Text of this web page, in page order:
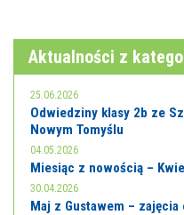
Aktualności z
25.06.2026
Odwiedziny klasy 2b ze
Nowym Tomyślu
04.05.2026
Miesiąc z nowością –
30.04.2026
Maj z Gustawem –